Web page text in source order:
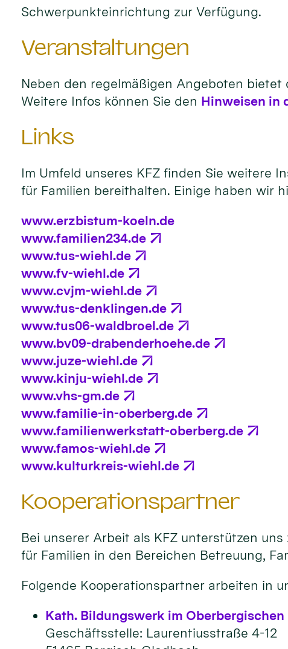
Schwerpunkteinrichtung zur Verfügung.
Veranstaltungen
Neben den regelmäßigen Angeboten bietet
Weitere Infos können Sie den Hinweisen in
Links
Im Umfeld unseres KFZ finden Sie weitere
für Familien bereithalten. Einige haben wir
www.erzbistum-koeln.de
www.familien234.de
www.tus-wiehl.de
www.fv-wiehl.de
www.cvjm-wiehl.de
www.tus-denklingen.de
www.tus06-waldbroel.de
www.bv09-drabenderhoehe.de
www.juze-wiehl.de
www.kinju-wiehl.de
www.vhs-gm.de
www.familie-in-oberberg.de
www.familienwerkstatt-oberberg.de
www.famos-wiehl.de
www.kulturkreis-wiehl.de
Kooperationspartner
Bei unserer Arbeit als KFZ unterstützen
für Familien in den Bereichen Betreuung,
Folgende Kooperationspartner arbeiten in
Kath. Bildungswerk im Oberbergischen
Geschäftsstelle: Laurentiusstraße 4-12